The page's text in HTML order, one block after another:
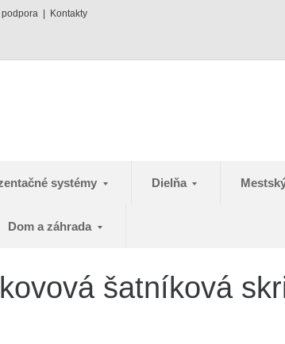
podpora Kontakty
systémy Dielňa
Dom a záhrada
šatníková